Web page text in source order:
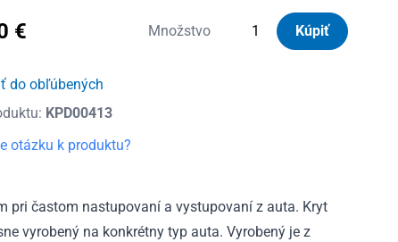
€ Množstvo
množstvo
-
2022
Kúpiť
do obľúbených
KPD00413
otázku k produktu?
pri častom nastupovaní a vystupovaní z auta. Kryt
vyrobený na konkrétny typ auta. Vyrobený je z